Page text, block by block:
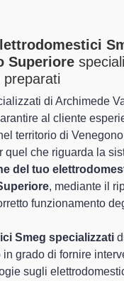
Superiore
di Archimede
al cliente
territorio di
quel che riguarda la
del tuo
, mediante il
funzionamento
Smeg specializzati
in grado di fornire
sugli